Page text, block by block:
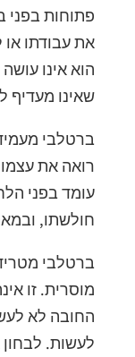
פתוחות בפני
את עבודתו
הוא אינו
שאינו מעדיף
ברטלבי
רואה את
עומד בפני
חולשתו,
ברטלבי
מוסרית. זו
החובה לא
לעשות.